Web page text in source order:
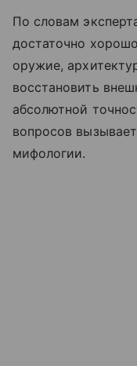
По словам
достаточно
оружие,
восстановить
абсолютной
вопросов
мифологии.